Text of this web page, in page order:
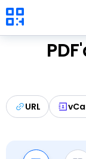
URL